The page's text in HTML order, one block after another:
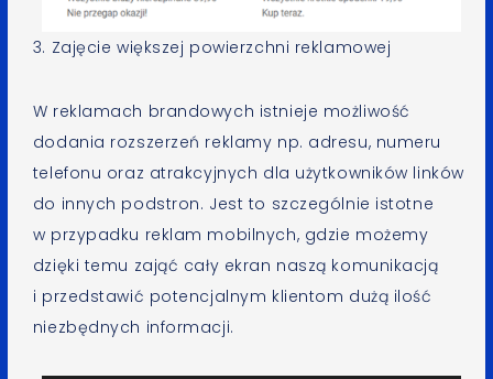
3. Zajęcie większej powierzchni reklamowej
W reklamach brandowych istnieje możliwość
dodania rozszerzeń reklamy np. adresu, numeru
telefonu oraz atrakcyjnych dla użytkowników linków
do innych podstron. Jest to szczególnie istotne
w przypadku reklam mobilnych, gdzie możemy
dzięki temu zająć cały ekran naszą komunikacją
i przedstawić potencjalnym klientom dużą ilość
niezbędnych informacji.